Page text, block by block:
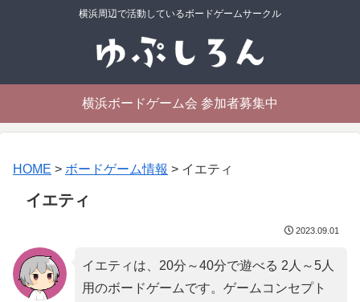
横浜周辺で活動しているボードゲームサークル
横浜ボードゲーム会 参加者募集中
HOME > ボードゲーム情報 > イエティ
イエティ
2023.09.01
イエティは、20分～40分で遊べる 2人～5人
用のボードゲームです。ゲームコンセプト